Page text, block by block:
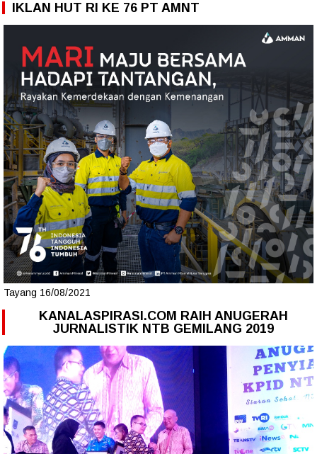
IKLAN HUT RI KE 76 PT AMNT
Tayang 16/08/2021
KANALASPIRASI.COM RAIH ANUGERAH
JURNALISTIK NTB GEMILANG 2019